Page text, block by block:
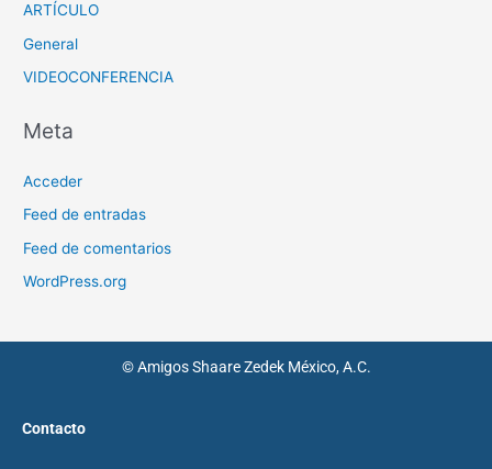
ARTÍCULO
General
VIDEOCONFERENCIA
Meta
Acceder
Feed de entradas
Feed de comentarios
WordPress.org
© Amigos Shaare Zedek México, A.C.
Contacto